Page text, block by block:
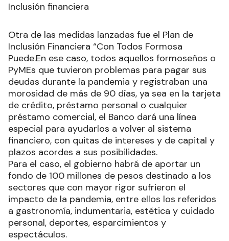
Inclusión financiera
Otra de las medidas lanzadas fue el Plan de
Inclusión Financiera “Con Todos Formosa
Puede.En ese caso, todos aquellos formoseños o
PyMEs que tuvieron problemas para pagar sus
deudas durante la pandemia y registraban una
morosidad de más de 90 días, ya sea en la tarjeta
de crédito, préstamo personal o cualquier
préstamo comercial, el Banco dará una línea
especial para ayudarlos a volver al sistema
financiero, con quitas de intereses y de capital y
plazos acordes a sus posibilidades.
Para el caso, el gobierno habrá de aportar un
fondo de 100 millones de pesos destinado a los
sectores que con mayor rigor sufrieron el
impacto de la pandemia, entre ellos los referidos
a gastronomía, indumentaria, estética y cuidado
personal, deportes, esparcimientos y
espectáculos.